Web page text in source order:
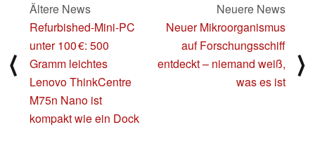
⟨
Ältere News
Refurbished-Mini-PC
unter 100 €: 500
Gramm leichtes
Lenovo ThinkCentre
M75n Nano ist
kompakt wie ein Dock
Neuere News
Neuer Mikroorganismus
auf Forschungsschiff
entdeckt – niemand weiß,
was es ist
⟩